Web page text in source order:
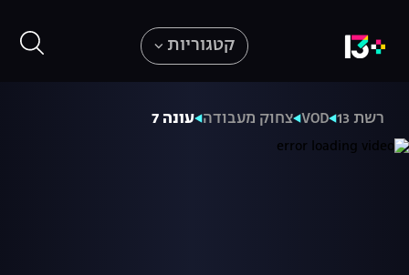
קטגוריות
רשת 13 VOD צחוק מעבודה עונה 7